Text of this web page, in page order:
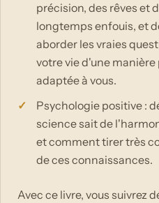
précision, des rêves et
longtemps enfouis, et
aborder les vraies
votre vie d'une
adaptée à vous.
Psychologie positive :
science sait de
et comment tirer très
de ces connaissances.
Avec ce livre, vous suivrez